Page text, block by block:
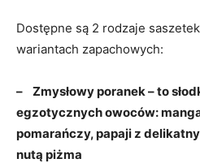
Dostępne są 2 rodzaje
wariantach zapachowych:
– Zmysłowy poranek – to
egzotycznych owoców:
pomarańczy, papaji z
nutą piżma